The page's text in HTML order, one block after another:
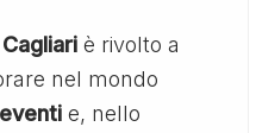
è rivolto a
nel mondo
eventie, nello